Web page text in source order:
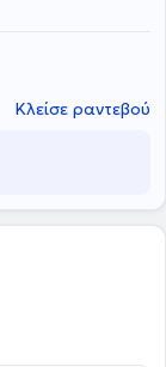
Κλείσε ραντεβού